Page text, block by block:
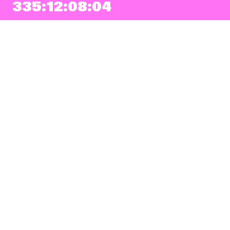
335:12:08:04